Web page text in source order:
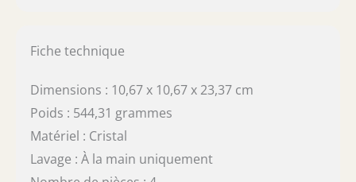
Fiche technique
Dimensions : 10,67 x 10,67 x 23,37 cm
Poids : 544,31 grammes
Matériel : Cristal
Lavage : À la main uniquement